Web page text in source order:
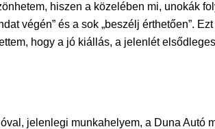
hiszen a közelében mi, unokák
végén” és a sok „beszélj érthetően”.
hogy a jó kiállás, a jelenlét
jelenlegi munkahelyem, a Duna Autó